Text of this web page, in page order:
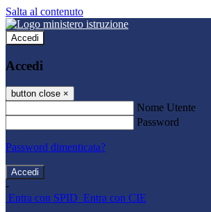
Salta al contenuto
Accedi
Accedi
button close ×
Nome Utente
Password
Password dimenticata?
-
Entra con SPID Entra con CIE